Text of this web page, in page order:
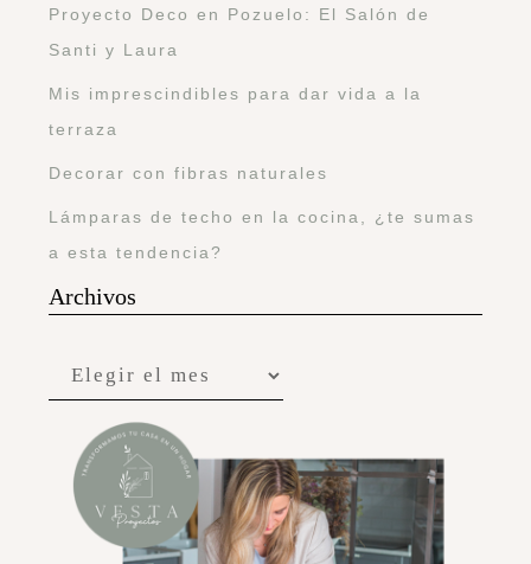
Proyecto Deco en Pozuelo: El Salón de
Santi y Laura
Mis imprescindibles para dar vida a la
terraza
Decorar con fibras naturales
Lámparas de techo en la cocina, ¿te sumas
a esta tendencia?
Archivos